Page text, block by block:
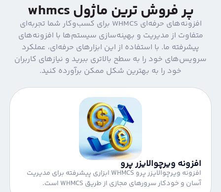
پر فروش ترین ماژول whmcs
افزونه‌های حرفه‌ای WHMCS برای کسب‌وکار شما تجربه‌ای
متفاوت از مدیریت و بهینه‌سازی سیستم‌ها با افزونه‌های
پیشرفته ما. با استفاده از این ابزارهای حرفه‌ای، عملکرد
خود را به سطح بالاتری ببرید و نیازهای کاربران
خود را به بهترین شکل ممکن برآورده کنید.
افزونه ویرچوالایزر پرو
افزونه ویرچوالایزر پرو WHMCS ابزاری پیشرفته برای مدیریت
آسان و خودکار سرورهای مجازی از طریق WHMCS است.